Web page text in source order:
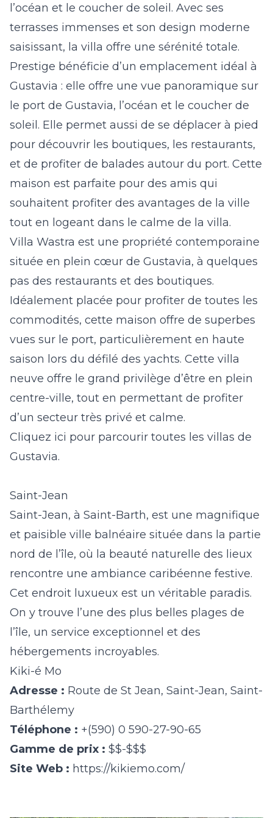
l’océan et le coucher de soleil. Avec ses
terrasses immenses et son design moderne
saisissant, la villa offre une sérénité totale.
Prestige bénéficie d’un emplacement idéal à
Gustavia : elle offre une vue panoramique sur
le port de Gustavia, l’océan et le coucher de
soleil. Elle permet aussi de se déplacer à pied
pour découvrir les boutiques, les restaurants,
et de profiter de balades autour du port. Cette
maison est parfaite pour des amis qui
souhaitent profiter des avantages de la ville
tout en logeant dans le calme de la villa.
Villa Wastra est une propriété contemporaine
située en plein cœur de Gustavia, à quelques
pas des restaurants et des boutiques.
Idéalement placée pour profiter de toutes les
commodités, cette maison offre de superbes
vues sur le port, particulièrement en haute
saison lors du défilé des yachts. Cette villa
neuve offre le grand privilège d’être en plein
centre-ville, tout en permettant de profiter
d’un secteur très privé et calme.
Cliquez ici pour parcourir toutes les villas de
Gustavia.
Saint-Jean
Saint-Jean, à Saint-Barth, est une magnifique
et paisible ville balnéaire située dans la partie
nord de l’île, où la beauté naturelle des lieux
rencontre une ambiance caribéenne festive.
Cet endroit luxueux est un véritable paradis.
On y trouve l’une des plus belles plages de
l’île, un service exceptionnel et des
hébergements incroyables.
Kiki-é Mo
Adresse : Route de St Jean, Saint-Jean, Saint-
Barthélemy
Téléphone : +(590) 0 590-27-90-65
Gamme de prix : $$-$$$
Site Web : https://kikiemo.com/